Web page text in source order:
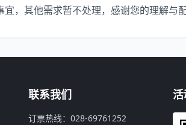
，其他需求暂不处理，感谢您的理解与配
联系我们
订票热线：028-69761252